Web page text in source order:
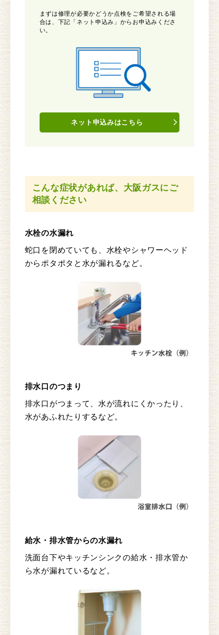
まずは修理が必要かどうか点検をご希望される場
合は、下記「ネット申込み」からお申込みくださ
い。
ネット申込みはこちら
こんな症状があれば、大阪ガスにご
相談ください
水栓の水漏れ
蛇口を閉めていても、水栓やシャワーヘッド
からポタポタと水が漏れるなど。
排水口のつまり
排水口がつまって、水が流れにくかったり、
水があふれたりするなど。
給水・排水管からの水漏れ
洗面台下やキッチンシンクの給水・排水管か
ら水が漏れているなど。